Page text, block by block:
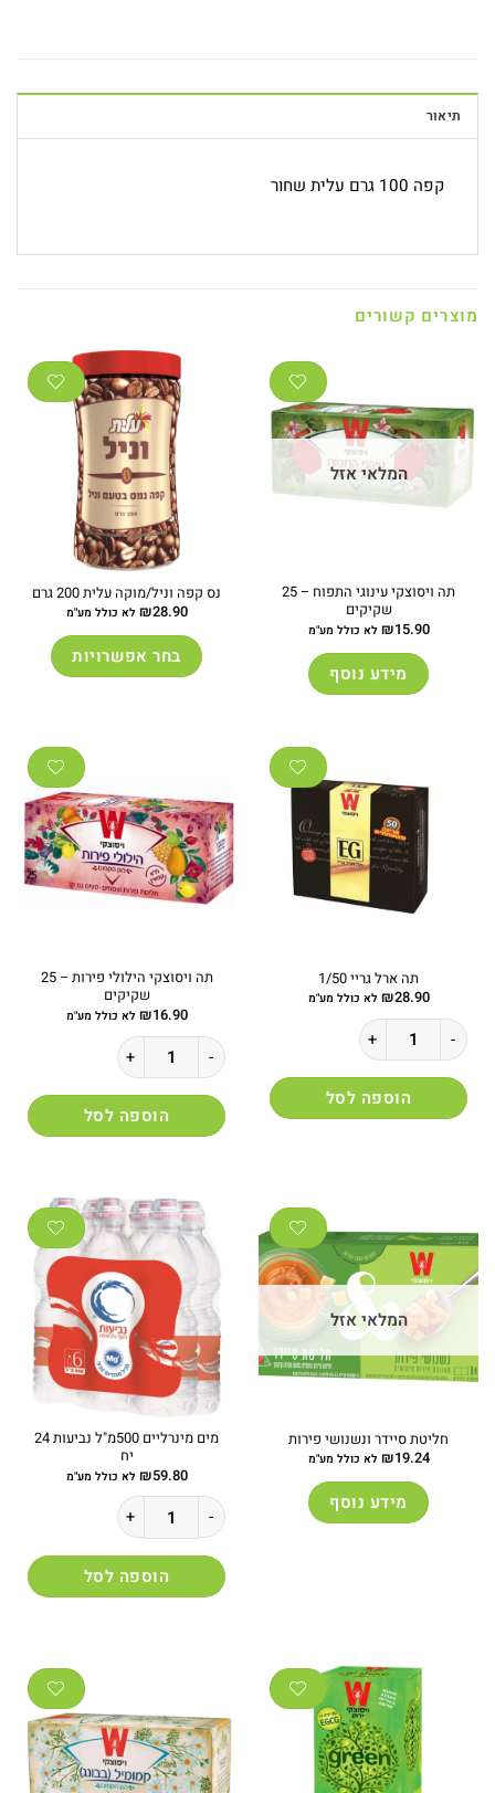
תיאור
קפה 100 גרם עלית שחור
מוצרים קשורים
המלאי אזל
תה ויסוצקי עינוגי התפוח – 25
שקיקים
₪15.90 לא כולל מע"מ
מידע נוסף
נס קפה וניל/מוקה עלית 200 גרם
₪28.90 לא כולל מע"מ
בחר אפשרויות
ניתן
לבחור
את
האפשרויות
בעמוד
תה ארל גריי 1/50
₪28.90 לא כולל מע"מ
כמות של תה ארל גריי 1/50
הוספה לסל
תה ויסוצקי הילולי פירות – 25
שקיקים
₪16.90 לא כולל מע"מ
כמות של תה ויסוצקי הילולי פירות - 25 שקיקים
הוספה לסל
המלאי אזל
חליטת סיידר ונשנושי פירות
₪19.24 לא כולל מע"מ
מידע נוסף
מים מינרליים 500מ"ל נביעות 24
יח
₪59.80 לא כולל מע"מ
כמות של מים מינרליים 500מ"ל נביעות 24 יח
הוספה לסל